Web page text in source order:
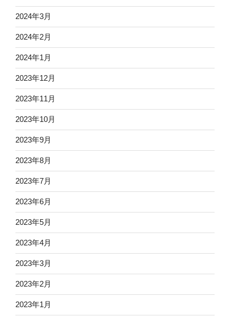
2024年3月
2024年2月
2024年1月
2023年12月
2023年11月
2023年10月
2023年9月
2023年8月
2023年7月
2023年6月
2023年5月
2023年4月
2023年3月
2023年2月
2023年1月